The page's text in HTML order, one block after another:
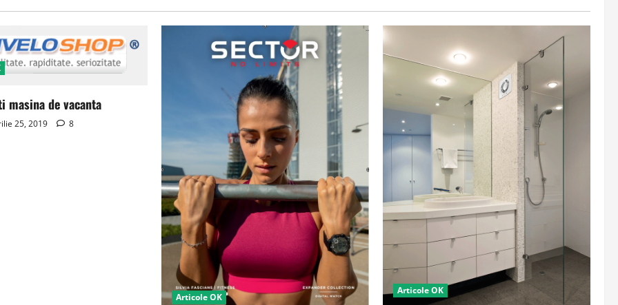
masina de vacanta
25, 2019 8
Articole OK
Articole OK